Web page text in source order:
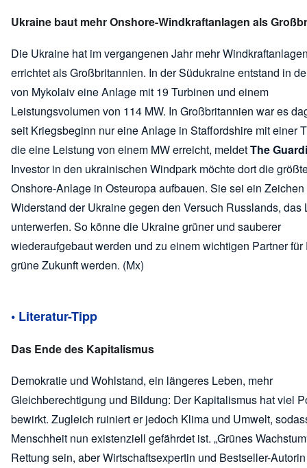
Ukraine baut mehr Onshore-Windkraftanlagen als
Die Ukraine hat im vergangenen Jahr mehr
errichtet als Großbritannien. In der Südukraine entstand in
von Mykolaiv eine Anlage mit 19 Turbinen und einem
Leistungsvolumen von 114 MW. In Großbritannien war es
seit Kriegsbeginn nur eine Anlage in Staffordshire mit einer
die eine Leistung von einem MW erreicht, meldetThe
Investor in den ukrainischen Windpark möchte dort die
Onshore-Anlage in Osteuropa aufbauen. Sie sei ein Zeichen
Widerstand der Ukraine gegen den Versuch Russlands, das
unterwerfen. So könne die Ukraine grüner und sauberer
wiederaufgebaut werden und zu einem wichtigen Partner für
grüne Zukunft werden. (Mx)
• Literatur-Tipp
Das Ende des Kapitalismus
Demokratie und Wohlstand, ein längeres Leben, mehr
Gleichberechtigung und Bildung: Der Kapitalismus hat viel
bewirkt. Zugleich ruiniert er jedoch Klima und Umwelt,
Menschheit nun existenziell gefährdet ist. „Grünes
Rettung sein, aber Wirtschaftsexpertin und Bestseller-